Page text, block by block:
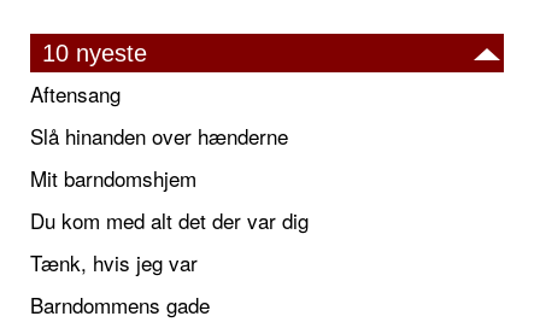
10 nyeste
Aftensang
Slå hinanden over hænderne
Mit barndomshjem
Du kom med alt det der var dig
Tænk, hvis jeg var
Barndommens gade